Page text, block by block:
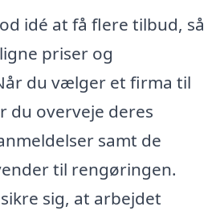
idé at få flere tilbud, så
priser og
du vælger et firma til
du overveje deres
samt de
til rengøringen.
sig, at arbejdet